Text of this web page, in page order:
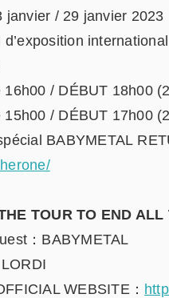
janvier / 29 janvier 2023
d’exposition
16h00 / DÉBUT 18h00
15h00 / DÉBUT 17h00
BABYMETAL
TOUR TO END ALL
：BABYMETAL
WEBSITE：